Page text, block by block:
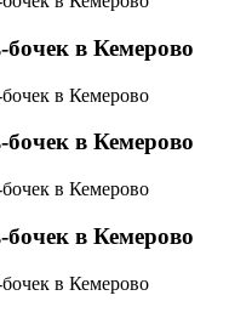
бочек в Кемерово
бочек в Кемерово
бочек в Кемерово